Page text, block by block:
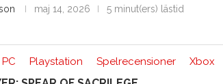
maj 14, 2026 5 minut(ers) lästid
PC Playstation Spelrecensioner Xbox